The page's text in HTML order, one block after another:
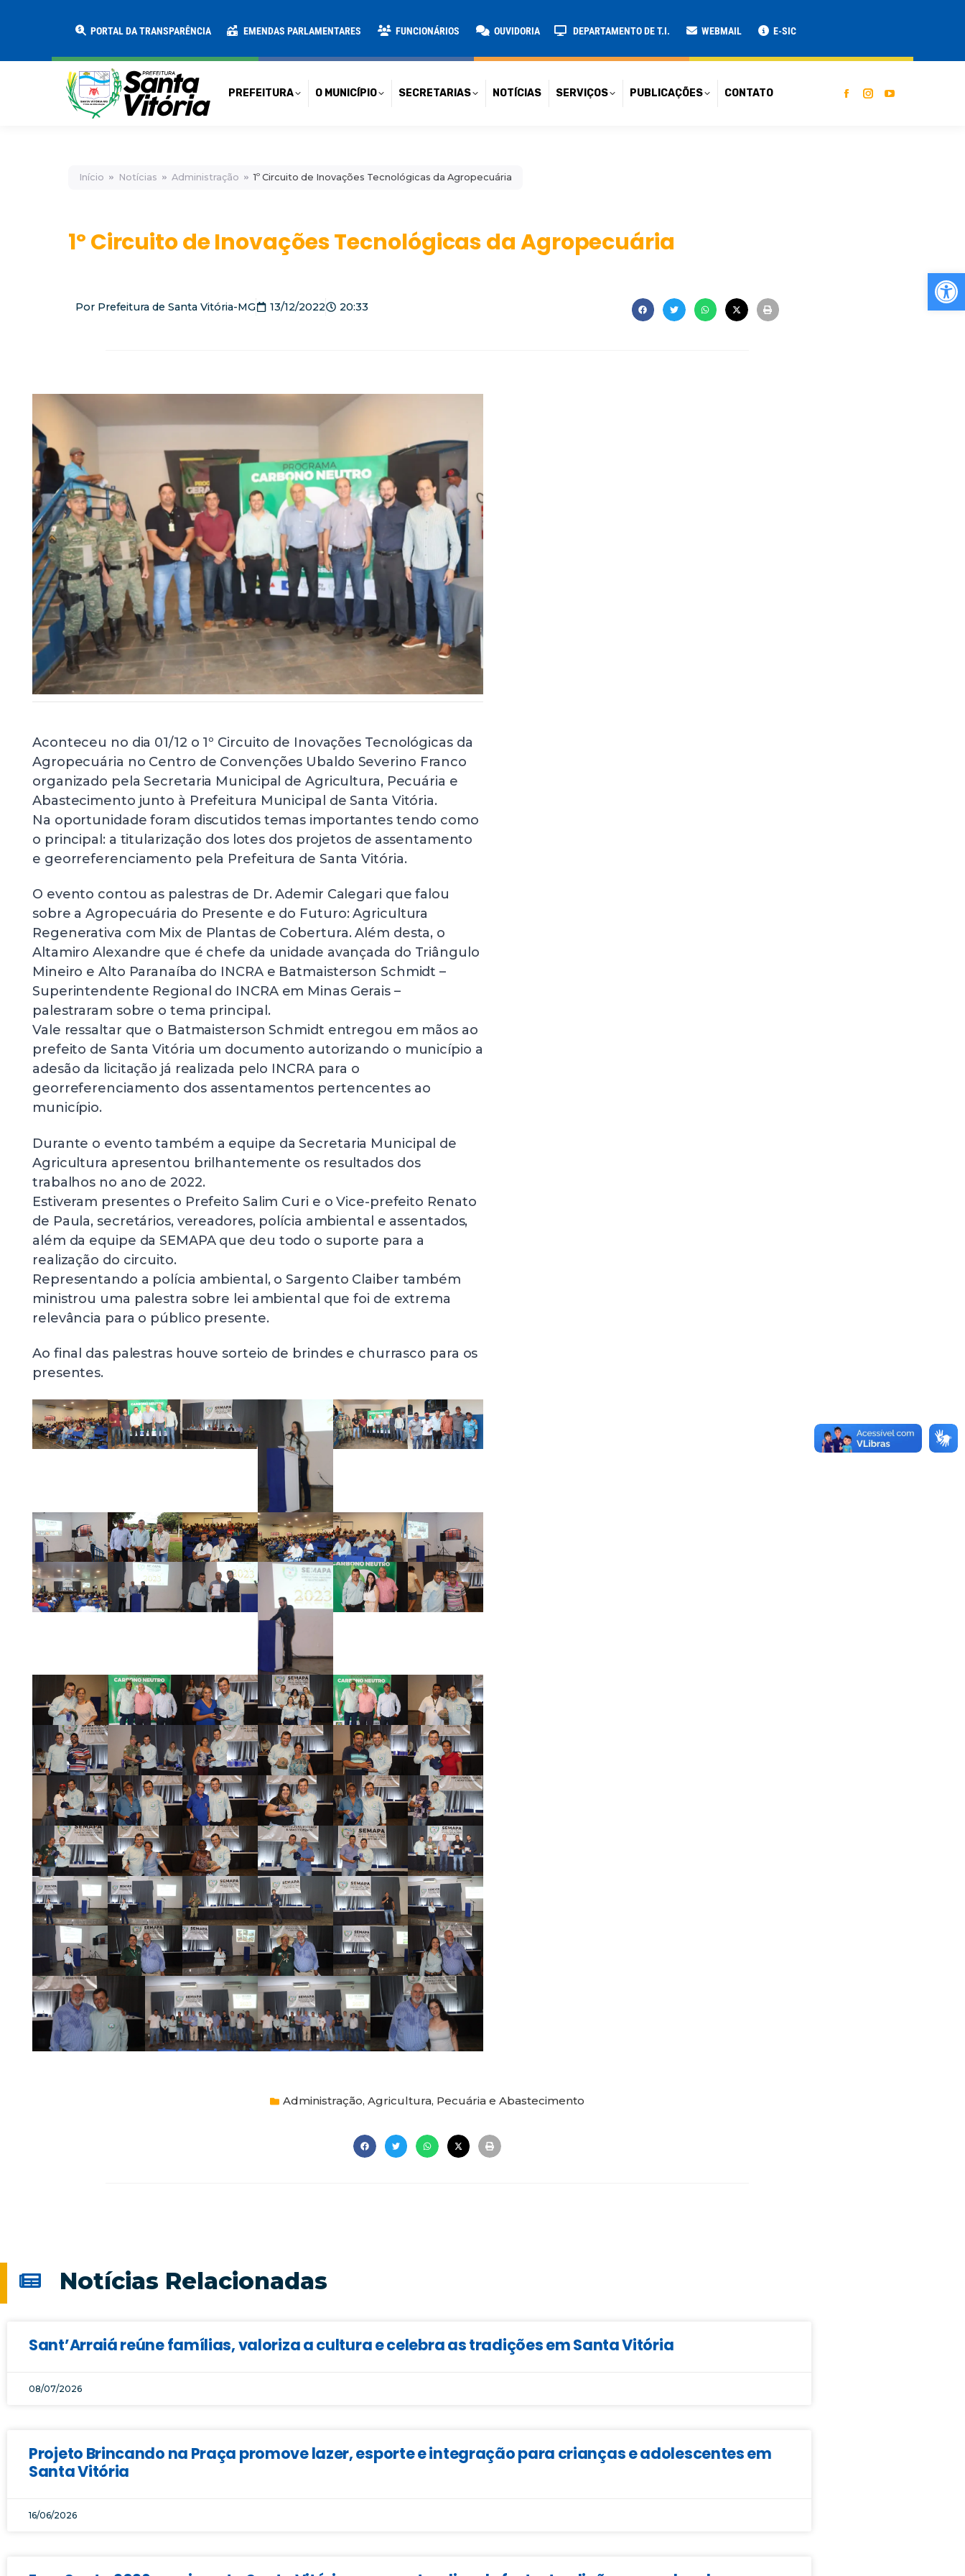
PORTAL DA TRANSPARÊNCIA EMENDAS PARLAMENTARES FUNCIONÁRIOS OUVIDORIA DEPARTAMENTO DE T.I. WEBMAIL E-SIC
PREFEITURA O MUNICÍPIO SECRETARIAS NOTÍCIAS SERVIÇOS PUBLICAÇÕES CONTATO
Início Notícias Administração 1º Circuito de Inovações Tecnológicas da Agropecuária
1º Circuito de Inovações Tecnológicas da Agropecuária
Por Prefeitura de Santa Vitória-MG 13/12/2022 20:33
Aconteceu no dia 01/12 o 1º Circuito de Inovações Tecnológicas da
Agropecuária no Centro de Convenções Ubaldo Severino Franco
organizado pela Secretaria Municipal de Agricultura, Pecuária e
Abastecimento junto à Prefeitura Municipal de Santa Vitória.
Na oportunidade foram discutidos temas importantes tendo como
o principal: a titularização dos lotes dos projetos de assentamento
e georreferenciamento pela Prefeitura de Santa Vitória.
O evento contou as palestras de Dr. Ademir Calegari que falou
sobre a Agropecuária do Presente e do Futuro: Agricultura
Regenerativa com Mix de Plantas de Cobertura. Além desta, o
Altamiro Alexandre que é chefe da unidade avançada do Triângulo
Mineiro e Alto Paranaíba do INCRA e Batmaisterson Schmidt –
Superintendente Regional do INCRA em Minas Gerais –
palestraram sobre o tema principal.
Vale ressaltar que o Batmaisterson Schmidt entregou em mãos ao
prefeito de Santa Vitória um documento autorizando o município a
adesão da licitação já realizada pelo INCRA para o
georreferenciamento dos assentamentos pertencentes ao
município.
Durante o evento também a equipe da Secretaria Municipal de
Agricultura apresentou brilhantemente os resultados dos
trabalhos no ano de 2022.
Estiveram presentes o Prefeito Salim Curi e o Vice-prefeito Renato
de Paula, secretários, vereadores, polícia ambiental e assentados,
além da equipe da SEMAPA que deu todo o suporte para a
realização do circuito.
Representando a polícia ambiental, o Sargento Claiber também
ministrou uma palestra sobre lei ambiental que foi de extrema
relevância para o público presente.
Ao final das palestras houve sorteio de brindes e churrasco para os
presentes.
Administração, Agricultura, Pecuária e Abastecimento
Notícias Relacionadas
Sant’Arraiá reúne famílias, valoriza a cultura e celebra as tradições em Santa Vitória
08/07/2026
Projeto Brincando na Praça promove lazer, esporte e integração para crianças e adolescentes em
Santa Vitória
16/06/2026